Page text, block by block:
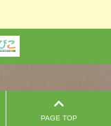
PAGE TOP